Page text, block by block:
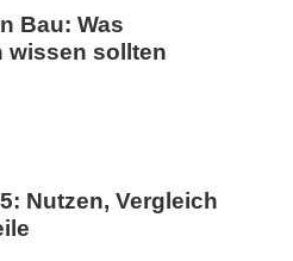
Bau: Was
wissen sollten
Nutzen, Vergleich